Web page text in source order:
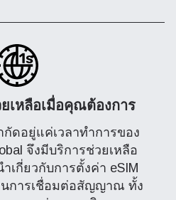
เหลือเมื่อคุณต้องการ
กัดอยู่แค่เวลาทำการของ
จึงมีบริการช่วยเหลือ
เกี่ยวกับการตั้งค่า eSIM
การเชื่อมต่อสัญญาณ ทั้ง